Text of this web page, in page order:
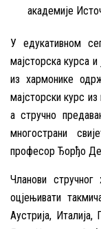
академије
У едукативном
мајсторска курса
из хармонике
мајсторски курс
а стручно
многострани
професор Ђорђо
Чланови
оцјењивати
Аустрија,